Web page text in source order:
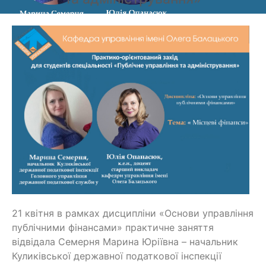
21 квітня в рамках дисципліни «Основи управління
публічними фінансами» практичне заняття
відвідала Семерня Марина Юріївна – начальник
Куликівської державної податкової інспекції